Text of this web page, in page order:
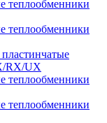
теплообменники
теплообменники
RX/UX
теплообменники
теплообменники